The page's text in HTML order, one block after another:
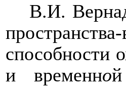
В.И.
способности
и временно